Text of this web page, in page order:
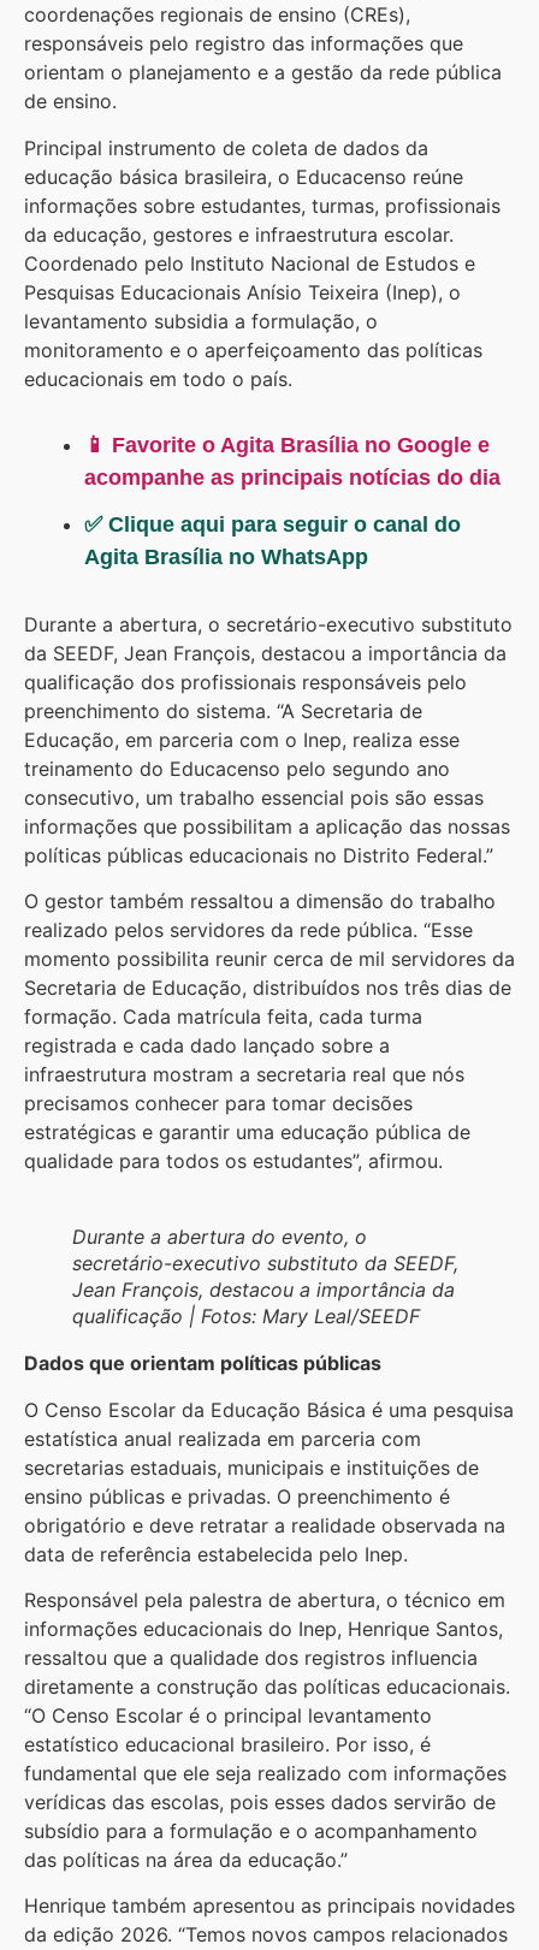
coordenações regionais de ensino (CREs),
responsáveis pelo registro das informações que
orientam o planejamento e a gestão da rede pública
de ensino.
Principal instrumento de coleta de dados da
educação básica brasileira, o Educacenso reúne
informações sobre estudantes, turmas, profissionais
da educação, gestores e infraestrutura escolar.
Coordenado pelo Instituto Nacional de Estudos e
Pesquisas Educacionais Anísio Teixeira (Inep), o
levantamento subsidia a formulação, o
monitoramento e o aperfeiçoamento das políticas
educacionais em todo o país.
📱 Favorite o Agita Brasília no Google e
acompanhe as principais notícias do dia
✅ Clique aqui para seguir o canal do
Agita Brasília no WhatsApp
Durante a abertura, o secretário-executivo substituto
da SEEDF, Jean François, destacou a importância da
qualificação dos profissionais responsáveis pelo
preenchimento do sistema. “A Secretaria de
Educação, em parceria com o Inep, realiza esse
treinamento do Educacenso pelo segundo ano
consecutivo, um trabalho essencial pois são essas
informações que possibilitam a aplicação das nossas
políticas públicas educacionais no Distrito Federal.”
O gestor também ressaltou a dimensão do trabalho
realizado pelos servidores da rede pública. “Esse
momento possibilita reunir cerca de mil servidores da
Secretaria de Educação, distribuídos nos três dias de
formação. Cada matrícula feita, cada turma
registrada e cada dado lançado sobre a
infraestrutura mostram a secretaria real que nós
precisamos conhecer para tomar decisões
estratégicas e garantir uma educação pública de
qualidade para todos os estudantes”, afirmou.
Durante a abertura do evento, o
secretário-executivo substituto da SEEDF,
Jean François, destacou a importância da
qualificação | Fotos: Mary Leal/SEEDF
Dados que orientam políticas públicas
O Censo Escolar da Educação Básica é uma pesquisa
estatística anual realizada em parceria com
secretarias estaduais, municipais e instituições de
ensino públicas e privadas. O preenchimento é
obrigatório e deve retratar a realidade observada na
data de referência estabelecida pelo Inep.
Responsável pela palestra de abertura, o técnico em
informações educacionais do Inep, Henrique Santos,
ressaltou que a qualidade dos registros influencia
diretamente a construção das políticas educacionais.
“O Censo Escolar é o principal levantamento
estatístico educacional brasileiro. Por isso, é
fundamental que ele seja realizado com informações
verídicas das escolas, pois esses dados servirão de
subsídio para a formulação e o acompanhamento
das políticas na área da educação.”
Henrique também apresentou as principais novidades
da edição 2026. “Temos novos campos relacionados